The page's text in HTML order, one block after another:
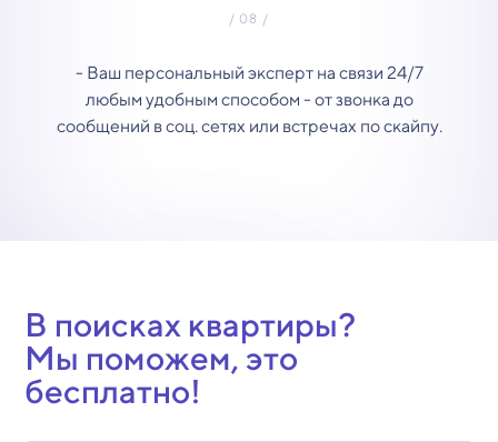
- Ваш персональный эксперт на связи 24/7
любым удобным способом - от звонка до
сообщений в соц. сетях или встречах по скайпу.
В поисках квартиры?
Мы поможем, это
бесплатно!